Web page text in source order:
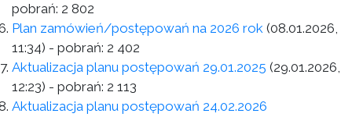
pobrań: 2 802
Plan zamówień/postępowań na 2026 rok (08.01.2026,
11:34) - pobrań: 2 402
Aktualizacja planu postępowań 29.01.2025 (29.01.2026,
12:23) - pobrań: 2 113
Aktualizacja planu postępowań 24.02.2026